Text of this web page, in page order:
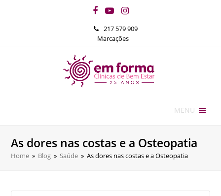
Facebook
YouTubeInstagram
217 579 909
Marcações
MENU
As dores nas costas e a Osteopatia
Home » Blog » Saúde » As dores nas costas e a Osteopatia